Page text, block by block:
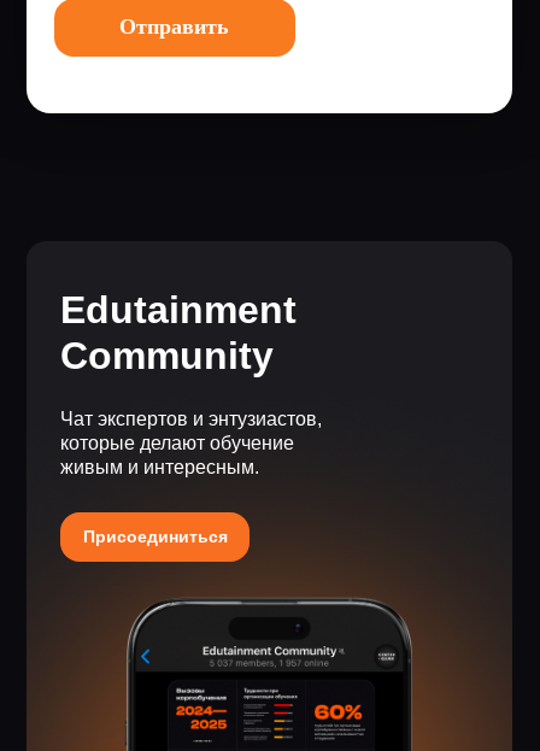
Отправить
Присоединиться
Чат экспертов и энтузиастов,
которые делают обучение
живым и интересным.
Edutainment
Community